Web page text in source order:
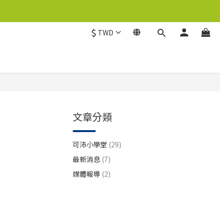
$ TWD
文章分類
可沛小學堂 (29)
最新消息 (7)
媒體報導 (2)